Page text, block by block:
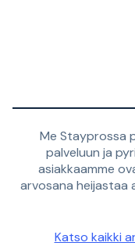
Me Stayprossa
palveluun ja
asiakkaamme
arvosana heijastaa
Katso kaikki